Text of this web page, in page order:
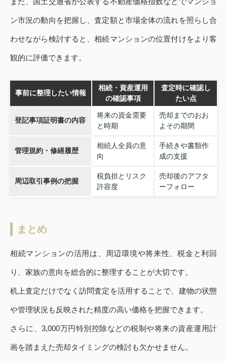
ン市況の動向を把握し、査定額と市場全体の流れを照らし合
わせながら検討すると、相続マンションの位置付けをより客
観的に評価できます。
事前に整理したい情報
相続・資産運用
の確認事項
査定時に確認し
たい点
登記事項証明書の内容
将来の資金需要
と時期
売却までのおお
よその期間
管理規約・修繕履歴
相続人全員の意
向
手続きや書類作
成の支援
周辺取引事例の把握
税負担とリスク
許容度
売却後のアフタ
ーフォロー
まとめ
相続マンションの活用は、周辺環境や将来性、税金と利回
り、家族の意向を総合的に整理することが大切です。
机上査定だけでなく訪問査定を活用することで、建物の状態
や管理状況も反映された精度の高い価格を把握できます。
さらに、3,000万円特別控除などの税制や将来の資産運用計
画を踏まえた売却タイミングの検討も欠かせません。